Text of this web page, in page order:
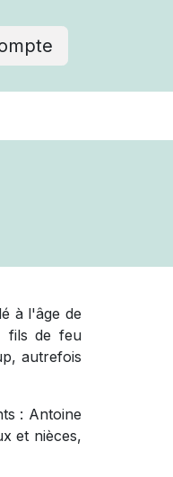
à l'âge de
fils de feu
autrefois
: Antoine
et nièces,